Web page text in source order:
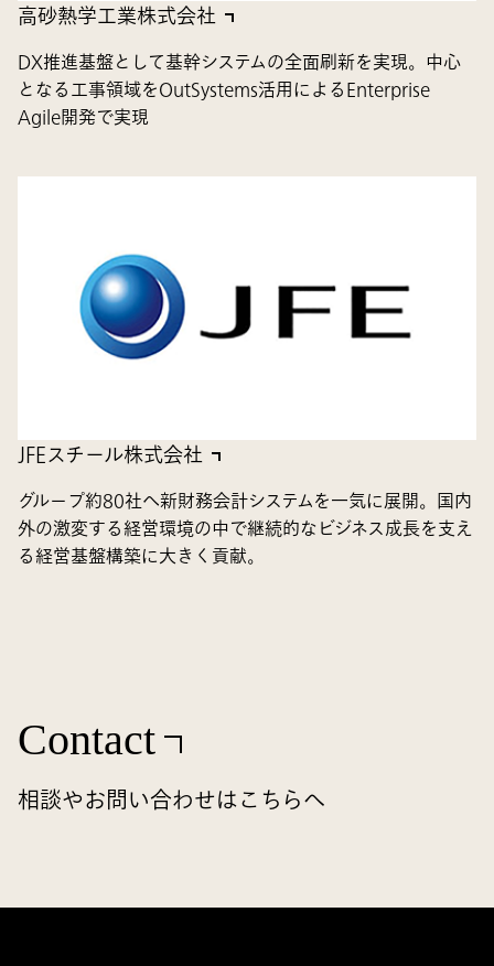
高砂熱学工業株式会社
DX推進基盤として基幹システムの全面刷新を実現。中心
となる工事領域をOutSystems活用によるEnterprise
Agile開発で実現
JFEスチール株式会社
グループ約80社へ新財務会計システムを一気に展開。国内
外の激変する経営環境の中で継続的なビジネス成長を支え
る経営基盤構築に大きく貢献。
Contact
相談やお問い合わせはこちらへ